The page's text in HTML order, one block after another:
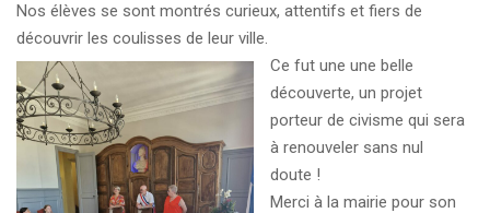
Nos élèves se sont montrés curieux, attentifs et fiers de
découvrir les coulisses de leur ville.
Ce fut une une belle
découverte, un projet
porteur de civisme qui sera
à renouveler sans nul
doute !
Merci à la mairie pour son